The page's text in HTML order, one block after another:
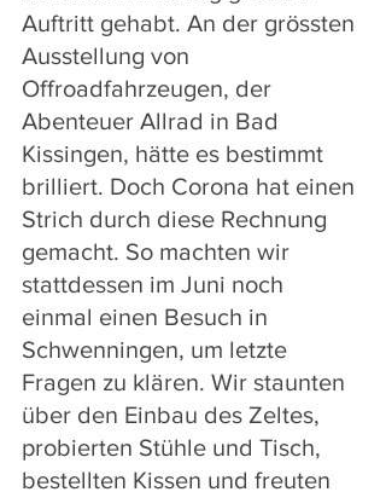
Auftritt gehabt. An der grössten
Ausstellung von
Offroadfahrzeugen, der
Abenteuer Allrad in Bad
Kissingen, hätte es bestimmt
brilliert. Doch Corona hat einen
Strich durch diese Rechnung
gemacht. So machten wir
stattdessen im Juni noch
einmal einen Besuch in
Schwenningen, um letzte
Fragen zu klären. Wir staunten
über den Einbau des Zeltes,
probierten Stühle und Tisch,
bestellten Kissen und freuten